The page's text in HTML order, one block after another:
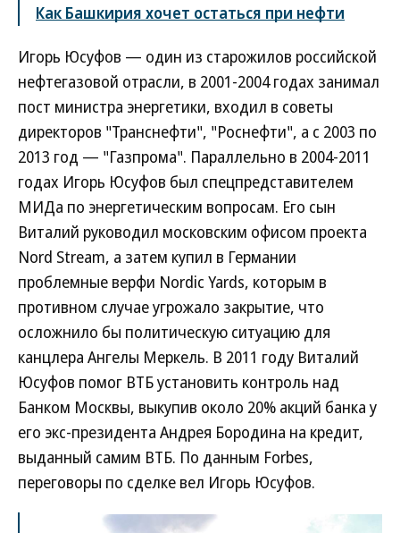
Как Башкирия хочет остаться при нефти
Игорь Юсуфов — один из старожилов российской
нефтегазовой отрасли, в 2001-2004 годах занимал
пост министра энергетики, входил в советы
директоров "Транснефти", "Роснефти", а с 2003 по
2013 год — "Газпрома". Параллельно в 2004-2011
годах Игорь Юсуфов был спецпредставителем
МИДа по энергетическим вопросам. Его сын
Виталий руководил московским офисом проекта
Nord Stream, а затем купил в Германии
проблемные верфи Nordic Yards, которым в
противном случае угрожало закрытие, что
осложнило бы политическую ситуацию для
канцлера Ангелы Меркель. В 2011 году Виталий
Юсуфов помог ВТБ установить контроль над
Банком Москвы, выкупив около 20% акций банка у
его экс-президента Андрея Бородина на кредит,
выданный самим ВТБ. По данным Forbes,
переговоры по сделке вел Игорь Юсуфов.